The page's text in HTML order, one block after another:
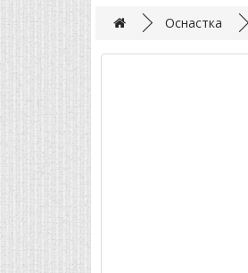
Оснастка